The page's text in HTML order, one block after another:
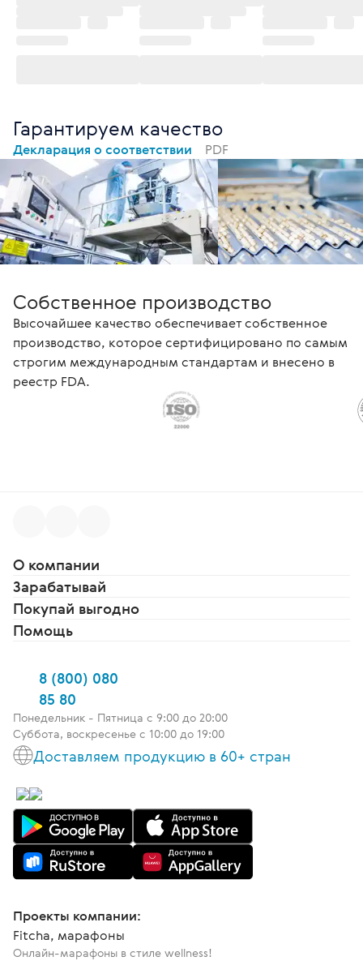
Гарантируем качество
Декларация о соответствии PDF
Собственное производство
Высочайшее качество обеспечивает собственное
производство, которое сертифицировано по самым
строгим международным стандартам и внесено в
реестр FDA.
О компании
Зарабатывай
Покупай выгодно
Помощь
8 (800) 080
85 80
Понедельник - Пятница c 9:00 до 20:00
Суббота, воскресенье с 10:00 до 19:00
Доставляем продукцию в 60+ стран
Проекты компании:
Fitcha, марафоны
Онлайн-марафоны в стиле wellness!